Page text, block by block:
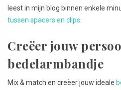
leest in mijn blog binnen enkele
tussen spacers en clips
Creëer jouw
bedelarmbandje
Mix & match en creëer jouw ideale